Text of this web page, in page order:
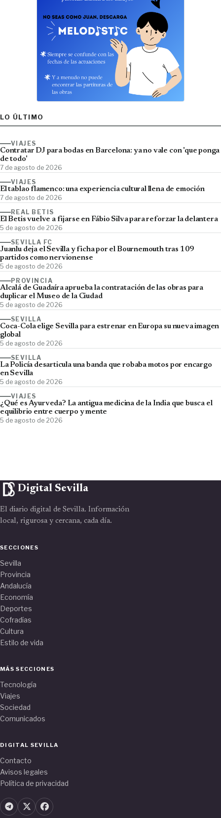
LO ÚLTIMO
VIAJES
Contratar DJ para bodas en Barcelona: ya no vale con 'que ponga
de todo'
7 de agosto de 2026
VIAJES
El tablao flamenco: una experiencia cultural llena de emoción
7 de agosto de 2026
REAL BETIS
El Betis vuelve a fijarse en Fábio Silva para reforzar la delantera
5 de agosto de 2026
SEVILLA FC
Juanlu deja el Sevilla y ficha por el Bournemouth tras 109
partidos como nervionense
5 de agosto de 2026
PROVINCIA
Alcalá de Guadaíra aprueba la contratación de las obras para
duplicar el Museo de la Ciudad
5 de agosto de 2026
SEVILLA
Coca-Cola elige Sevilla para estrenar en Europa su nueva imagen
global
5 de agosto de 2026
SEVILLA
La Policía desarticula una banda que robaba motos por encargo
en Sevilla
5 de agosto de 2026
VIAJES
¿Qué es Ayurveda? La antigua medicina de la India que busca el
equilibrio entre cuerpo y mente
5 de agosto de 2026
Digital Sevilla
El diario digital de Sevilla. Información
local, rigurosa y cercana, cada día.
SECCIONES
Sevilla
Provincia
Andalucía
Economía
Deportes
Cofradías
Cultura
Estilo de vida
MÁS SECCIONES
Tecnología
Viajes
Sociedad
Comunicados
DIGITAL SEVILLA
Contacto
Avisos legales
Política de privacidad